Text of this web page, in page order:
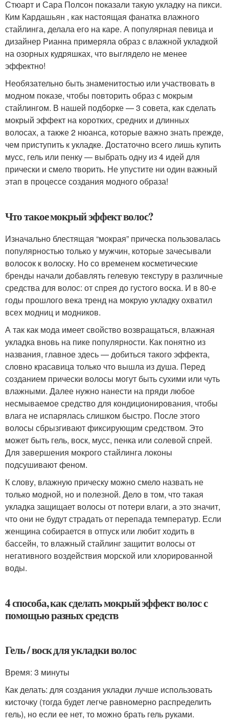
Стюарт и Сара Полсон показали такую укладку на пикси.
Ким Кардашьян , как настоящая фанатка влажного
стайлинга, делала его на каре. А популярная певица и
дизайнер Рианна примеряла образ с влажной укладкой
на озорных кудряшках, что выглядело не менее
эффектно!
Необязательно быть знаменитостью или участвовать в
модном показе, чтобы повторить образ с мокрым
стайлингом. В нашей подборке — 3 совета, как сделать
мокрый эффект на коротких, средних и длинных
волосах, а также 2 нюанса, которые важно знать прежде,
чем приступить к укладке. Достаточно всего лишь купить
мусс, гель или пенку — выбрать одну из 4 идей для
прически и смело творить. Не упустите ни один важный
этап в процессе создания модного образа!
Что такое мокрый эффект волос?
Изначально блестящая “мокрая” прическа пользовалась
популярностью только у мужчин, которые зачесывали
волосок к волоску. Но со временем косметические
бренды начали добавлять гелевую текстуру в различные
средства для волос: от спрея до густого воска. И в 80-е
годы прошлого века тренд на мокрую укладку охватил
всех модниц и модников.
А так как мода имеет свойство возвращаться, влажная
укладка вновь на пике популярности. Как понятно из
названия, главное здесь — добиться такого эффекта,
словно красавица только что вышла из душа. Перед
созданием прически волосы могут быть сухими или чуть
влажными. Далее нужно нанести на пряди любое
несмываемое средство для кондиционирования, чтобы
влага не испарялась слишком быстро. После этого
волосы сбрызгивают фиксирующим средством. Это
может быть гель, воск, мусс, пенка или солевой спрей.
Для завершения мокрого стайлинга локоны
подсушивают феном.
К слову, влажную прическу можно смело назвать не
только модной, но и полезной. Дело в том, что такая
укладка защищает волосы от потери влаги, а это значит,
что они не будут страдать от перепада температур. Если
женщина собирается в отпуск или любит ходить в
бассейн, то влажный стайлинг защитит волосы от
негативного воздействия морской или хлорированной
воды.
4 способа, как сделать мокрый эффект волос с
помощью разных средств
Гель / воск для укладки волос
Время: 3 минуты
Как делать: для создания укладки лучше использовать
кисточку (тогда будет легче равномерно распределить
гель), но если ее нет, то можно брать гель руками.